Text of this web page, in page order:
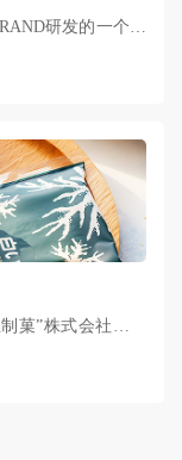
研发的一个新
传统味道的日本
菓”株式会社生产
克力饼干，每